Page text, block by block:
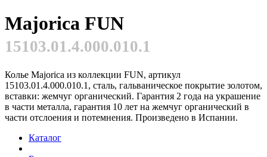
Majorica FUN
15103.01.4.000.010.1
Колье Majorica из коллекции FUN, артикул
15103.01.4.000.010.1, сталь, гальваническое покрытие золотом,
вставки: жемчуг органический. Гарантия 2 года на украшение
в части металла, гарантия 10 лет на жемчуг органический в
части отслоения и потемнения. Произведено в Испании.
Каталог